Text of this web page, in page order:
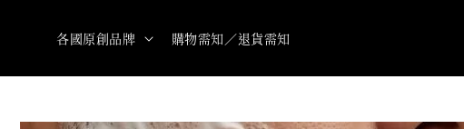
各國原創品牌 購物需知／退貨需知